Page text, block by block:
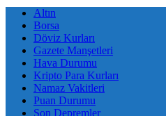
Altın
Borsa
Döviz Kurları
Gazete Manşetleri
Hava Durumu
Kripto Para Kurları
Namaz Vakitleri
Puan Durumu
Son Depremler